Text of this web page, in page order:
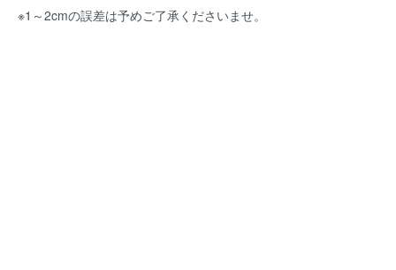
※1～2cmの誤差は予めご了承くださいませ。